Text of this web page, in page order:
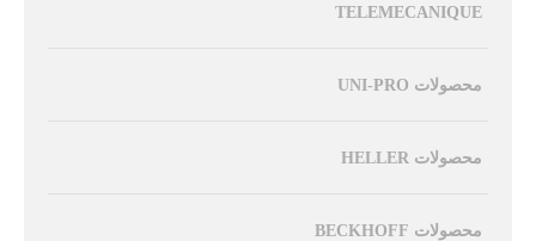
TELEMECANIQUE
محصولات UNI-PRO
محصولات HELLER
محصولات BECKHOFF